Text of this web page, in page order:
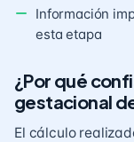
Información
esta etapa
¿Por qué
gestacional
El cálculo